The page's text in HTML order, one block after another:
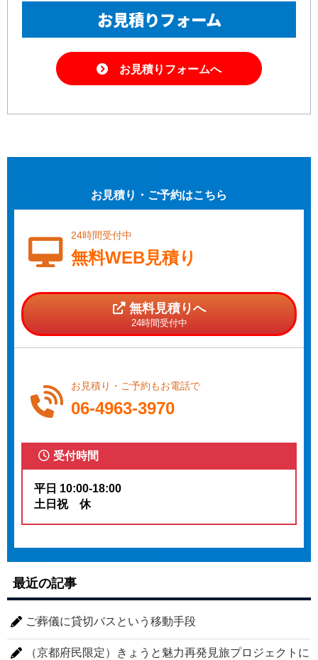
お見積りフォーム
お見積りフォームへ
お見積り・ご予約はこちら
24時間受付中
無料WEB見積り
無料見積りへ
24時間受付中
お見積り・ご予約もお電話で
06-4963-3970
受付時間
平日 10:00-18:00
土日祝 休
最近の記事
ご葬儀に貸切バスという移動手段
（京都府民限定）きょうと魅力再発見旅プロジェクトに